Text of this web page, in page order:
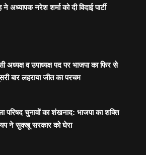
नरेश शर्मा को दी विदाई पार्टी
अध्यक्ष व उपाध्यक्ष पद पर भाजपा का फिर से
बार लहराया जीत का परचम
चुनावों का शंखनाद: भाजपा का शक्ति
ने सुक्खू सरकार को घेरा